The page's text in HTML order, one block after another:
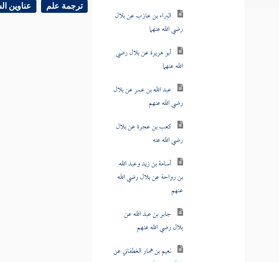
البراء بن عازب عن بلال
رضي الله عنهما
أبو هريرة عن بلال رضي
الله عنهما
عبد الله بن عمر عن بلال
رضي الله عنهم
كعب بن عجرة عن بلال
رضي الله عنه
أسامة بن زيد وعبد الله
بن رواحة عن بلال رضي الله
عنهم
جابر بن عبد الله عن
بلال رضي الله عنهم
نعيم بن همار الغطفاني عن
ترجمة علم عناوين